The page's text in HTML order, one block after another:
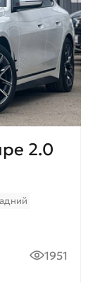
2.0
1951